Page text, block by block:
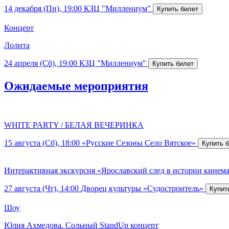
14 декабря (Пн), 19:00 КЗЦ "Миллениум"
Концерт
Лолита
24 апреля (Сб), 19:00 КЗЦ "Миллениум"
Ожидаемые мероприятия
WHITE PARTY / БЕЛАЯ ВЕЧЕРИНКА
15 августа (Сб), 18:00 «Русские Сезоны Село Вятское»
Интерактивная экскурсия «Ярославский след в истории
27 августа (Чт), 14:00 Дворец культуры «Судостроитель»
Шоу
Юлия Ахмедова. Сольный StandUp концерт